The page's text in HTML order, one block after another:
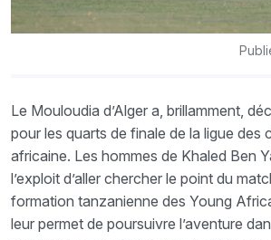
Le Mouloudia d’Alger a, brillamment,
pour les quarts de finale de la ligue des
africaine. Les hommes de Khaled Ben
l’exploit d’aller chercher le point du
formation tanzanienne des Young
leur permet de poursuivre l’aventure